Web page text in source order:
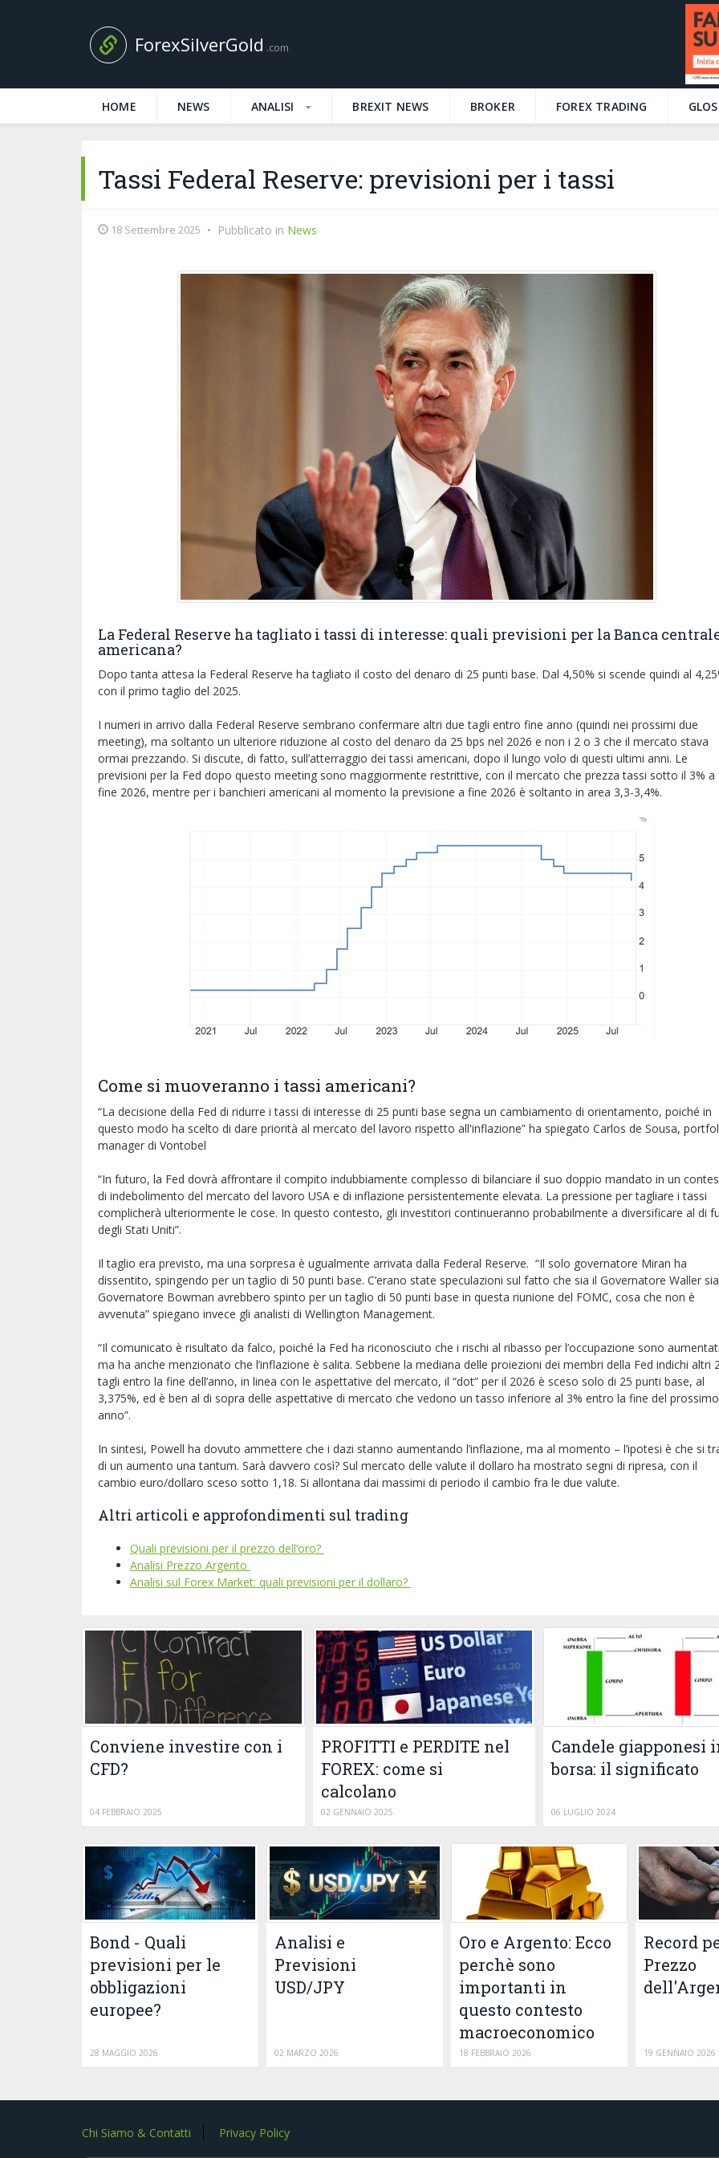
ForexSilverGold .com
HOME NEWS ANALISI BREXIT NEWS BROKER FOREX TRADING
Tassi Federal Reserve: previsioni per i tassi
18 Settembre 2025 • Pubblicato in News
La Federal Reserve ha tagliato i tassi di interesse: quali previsioni per la Banca
americana?
Dopo tanta attesa la Federal Reserve ha tagliato il costo del denaro di 25 punti base. Dal 4,50% si scende quindi al
con il primo taglio del 2025.
I numeri in arrivo dalla Federal Reserve sembrano confermare altri due tagli entro fine anno (quindi nei prossimi due
meeting), ma soltanto un ulteriore riduzione al costo del denaro da 25 bps nel 2026 e non i 2 o 3 che il mercato stava
ormai prezzando. Si discute, di fatto, sull’atterraggio dei tassi americani, dopo il lungo volo di questi ultimi anni. Le
previsioni per la Fed dopo questo meeting sono maggiormente restrittive, con il mercato che prezza tassi sotto il 3% a
fine 2026, mentre per i banchieri americani al momento la previsione a fine 2026 è soltanto in area 3,3-3,4%.
Come si muoveranno i tassi americani?
“La decisione della Fed di ridurre i tassi di interesse di 25 punti base segna un cambiamento di orientamento, poiché in
questo modo ha scelto di dare priorità al mercato del lavoro rispetto all'inflazione” ha spiegato Carlos de Sousa,
manager di Vontobel
“In futuro, la Fed dovrà affrontare il compito indubbiamente complesso di bilanciare il suo doppio mandato in un
di indebolimento del mercato del lavoro USA e di inflazione persistentemente elevata. La pressione per tagliare i tassi
complicherà ulteriormente le cose. In questo contesto, gli investitori continueranno probabilmente a diversificare al di
degli Stati Uniti”.
Il taglio era previsto, ma una sorpresa è ugualmente arrivata dalla Federal Reserve. “Il solo governatore Miran ha
dissentito, spingendo per un taglio di 50 punti base. C’erano state speculazioni sul fatto che sia il Governatore Waller
Governatore Bowman avrebbero spinto per un taglio di 50 punti base in questa riunione del FOMC, cosa che non è
avvenuta” spiegano invece gli analisti di Wellington Management.
“Il comunicato è risultato da falco, poiché la Fed ha riconosciuto che i rischi al ribasso per l’occupazione sono
ma ha anche menzionato che l’inflazione è salita. Sebbene la mediana delle proiezioni dei membri della Fed indichi altri
tagli entro la fine dell’anno, in linea con le aspettative del mercato, il “dot” per il 2026 è sceso solo di 25 punti base, al
3,375%, ed è ben al di sopra delle aspettative di mercato che vedono un tasso inferiore al 3% entro la fine del prossimo
anno”.
In sintesi, Powell ha dovuto ammettere che i dazi stanno aumentando l’inflazione, ma al momento – l’ipotesi è che si
di un aumento una tantum. Sarà davvero così? Sul mercato delle valute il dollaro ha mostrato segni di ripresa, con il
cambio euro/dollaro sceso sotto 1,18. Si allontana dai massimi di periodo il cambio fra le due valute.
Altri articoli e approfondimenti sul trading
Quali previsioni per il prezzo dell’oro?
Analisi Prezzo Argento
Analisi sul Forex Market: quali previsioni per il dollaro?
Conviene investire con i
CFD?
04 FEBBRAIO 2025
PROFITTI e PERDITE nel
FOREX: come si
calcolano
02 GENNAIO 2025
Candele giapponesi
borsa: il significato
06 LUGLIO 2024
Bond - Quali
previsioni per le
obbligazioni
europee?
28 MAGGIO 2026
Analisi e
Previsioni
USD/JPY
02 MARZO 2026
Oro e Argento: Ecco
perchè sono
importanti in
questo contesto
macroeconomico
18 FEBBRAIO 2026
Record
Prezzo
19 GENNAIO 2026
Chi Siamo & Contatti Privacy Policy